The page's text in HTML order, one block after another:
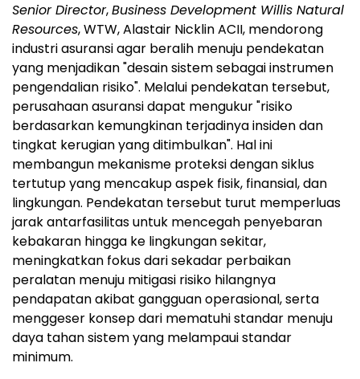
Senior Director,Business Development Willis Natural
Resources, WTW, Alastair Nicklin ACII, mendorong
industri asuransi agar beralih menuju pendekatan
yang menjadikan "desain sistem sebagai instrumen
pengendalian risiko". Melalui pendekatan tersebut,
perusahaan asuransi dapat mengukur "risiko
berdasarkan kemungkinan terjadinya insiden dan
tingkat kerugian yang ditimbulkan". Hal ini
membangun mekanisme proteksi dengan siklus
tertutup yang mencakup aspek fisik, finansial, dan
lingkungan. Pendekatan tersebut turut memperluas
jarak antarfasilitas untuk mencegah penyebaran
kebakaran hingga ke lingkungan sekitar,
meningkatkan fokus dari sekadar perbaikan
peralatan menuju mitigasi risiko hilangnya
pendapatan akibat gangguan operasional, serta
menggeser konsep dari mematuhi standar menuju
daya tahan sistem yang melampaui standar
minimum.